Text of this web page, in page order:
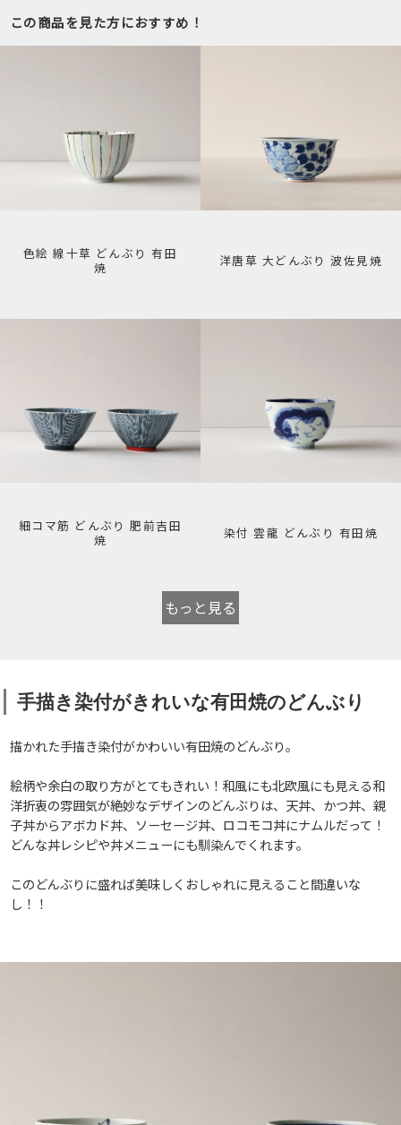
この商品を見た方におすすめ！
色絵 線十草 どんぶり 有田
焼
洋唐草 大どんぶり 波佐見焼
細コマ筋 どんぶり 肥前吉田
焼
染付 雲龍 どんぶり 有田焼
もっと見る
手描き染付がきれいな有田焼のどんぶり
描かれた手描き染付がかわいい有田焼のどんぶり。
絵柄や余白の取り方がとてもきれい！和風にも北欧風にも見える和
洋折衷の雰囲気が絶妙なデザインのどんぶりは、天丼、かつ丼、親
子丼からアボカド丼、ソーセージ丼、ロコモコ丼にナムルだって！
どんな丼レシピや丼メニューにも馴染んでくれます。
このどんぶりに盛れば美味しくおしゃれに見えること間違いな
し！！